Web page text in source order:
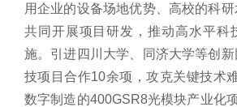
用企业的设备场地优势、高校的科研
共同开展项目研发，推动高水平科
施。引进四川大学、同济大学等创
技项目合作10余项，攻克关键技术
数字制造的400GSR8光模块产业化